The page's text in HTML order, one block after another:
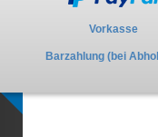
Vorkasse
Barzahlung (bei